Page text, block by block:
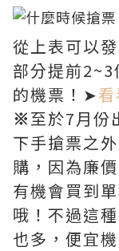
從上表可以
部分提前
的機票！➤
※至於7月份
下手搶票之
購，因為廉
有機會買到
哦！不過這
也多，便宜